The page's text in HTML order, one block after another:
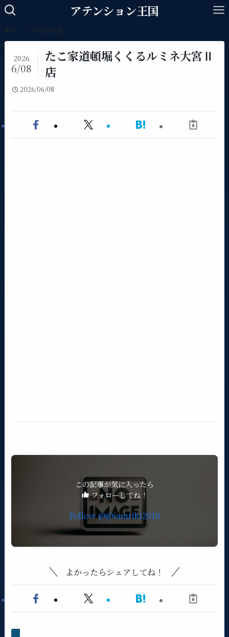
アテンション王国
たこ家道頓堀くくるルミネ大宮Ⅱ
店
2026
6/08
2026/06/08
この記事が気に入ったら
フォローしてね！
よかったらシェアしてね！